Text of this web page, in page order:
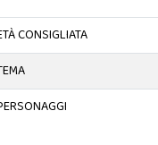
CONSIGLIATA